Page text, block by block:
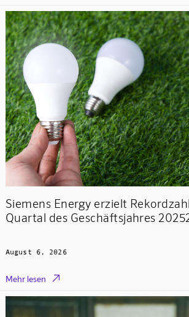
Siemens Energy erzielt
Quartal des Geschäftsjahres
August 6, 2026
Mehr lesen 